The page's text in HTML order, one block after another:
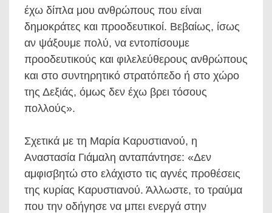
έχω δίπλα μου ανθρώπους που είναι
δημοκράτες και προοδευτικοί. Βεβαίως, ίσως
αν ψάξουμε πολύ, να εντοπίσουμε
προοδευτικούς και φιλελεύθερους ανθρώπους
και στο συντηρητικό στρατόπεδο ή στο χώρο
της Δεξιάς, όμως δεν έχω βρει τόσους
πολλούς».
Σχετικά με τη Μαρία Καρυστιανού, η
Αναστασία Γιάμαλη ανταπάντησε: «Δεν
αμφισβητώ στο ελάχιστο τις αγνές προθέσεις
της κυρίας Καρυστιανού. Άλλωστε, το τραύμα
που την οδήγησε να μπει ενεργά στην